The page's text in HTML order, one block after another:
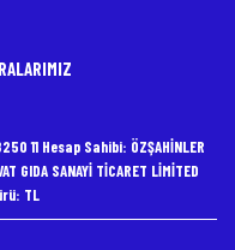
11 Hesap Sahibi: ÖZŞAHİNLER
GIDA SANAYİ TİCARET LİMİTED
TL